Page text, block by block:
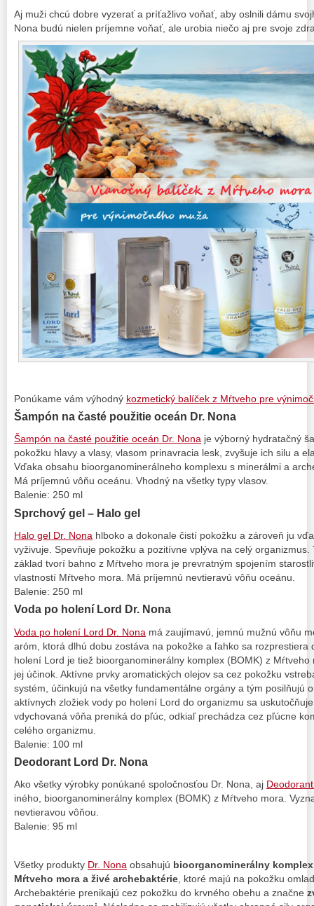
Aj muži chcú dobre vyzerať a príťažlivo voňať, aby oslnili dámu
Nona budú nielen príjemne voňať, ale urobia niečo aj pre svoje
Ponúkame vám výhodný kozmetický balíček z Mŕtveho pre
Šampón na časté použitie oceán Dr. Nona
Šampón na časté použitie oceán Dr. Nona je výborný hydratačný
pokožku hlavy a vlasy, vlasom prinavracia lesk, zvyšuje ich silu a
Vďaka obsahu bioorganominerálneho komplexu s minerálmi a
Má príjemnú vôňu oceánu. Vhodný na všetky typy vlasov.
Balenie: 250 ml
Sprchový gel – Halo gel
Halo gel Dr. Nona hlboko a dokonale čistí pokožku a zároveň ju
vyživuje. Spevňuje pokožku a pozitívne vplýva na celý
základ tvorí bahno z Mŕtveho mora je prevratným spojením
vlastností Mŕtveho mora. Má príjemnú nevtieravú vôňu oceánu.
Balenie: 250 ml
Voda po holení Lord Dr. Nona
Voda po holení Lord Dr. Nona má zaujímavú, jemnú mužnú vôňu
aróm, ktorá dlhú dobu zostáva na pokožke a ľahko sa rozprestiera
holení Lord je tiež bioorganominerálny komplex (BOMK) z
jej účinok. Aktívne prvky aromatických olejov sa cez pokožku
systém, účinkujú na všetky fundamentálne orgány a tým posilňujú
aktívnych zložiek vody po holení Lord do organizmu sa
vdychovaná vôňa preniká do pľúc, odkiaľ prechádza cez pľúcne
celého organizmu.
Balenie: 100 ml
Deodorant Lord Dr. Nona
Ako všetky výrobky ponúkané spoločnosťou Dr. Nona, aj
iného, bioorganominerálny komplex (BOMK) z Mŕtveho mora.
nevtieravou vôňou.
Balenie: 95 ml
Všetky produkty Dr. Nona obsahujú bioorganominerálny
Mŕtveho mora a živé archebaktérie , ktoré majú na pokožku
Archebaktérie prenikajú cez pokožku do krvného obehu a značne